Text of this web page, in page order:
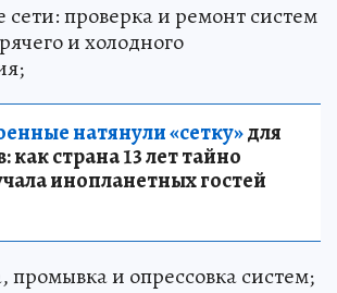
проверка и ремонт систем
и холодного
натянули «сетку»для
страна 13 лет тайно
инопланетных гостей
промывка и опрессовка систем;